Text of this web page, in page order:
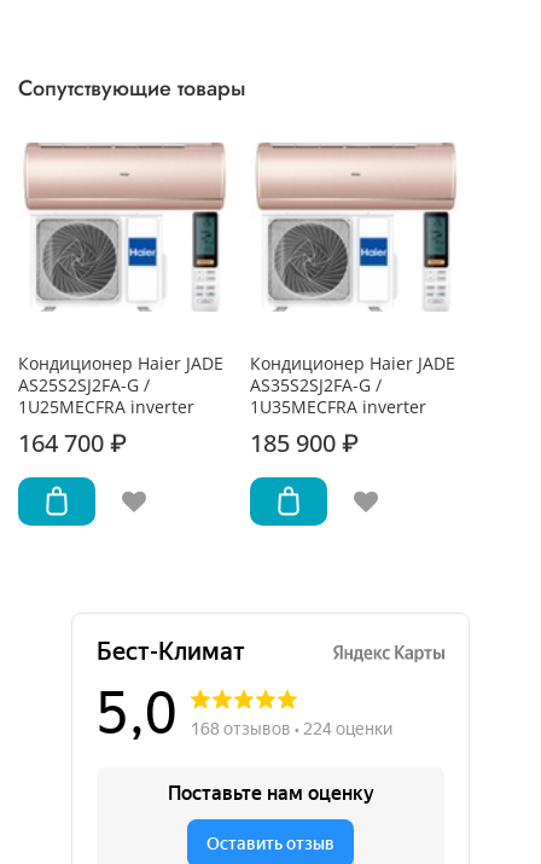
Сопутствующие товары
Кондиционер Haier JADE
AS25S2SJ2FA-G /
1U25MECFRA inverter
164 700 ₽
Кондиционер Haier JADE
AS35S2SJ2FA-G /
1U35MECFRA inverter
185 900 ₽